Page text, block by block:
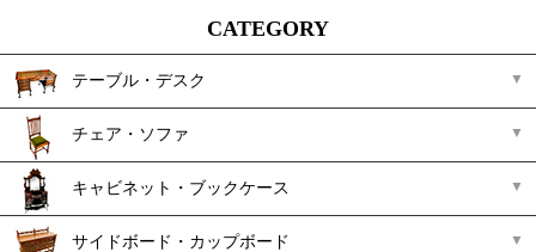
CATEGORY
テーブル・デスク
チェア・ソファ
キャビネット・ブックケース
サイドボード・カップボード